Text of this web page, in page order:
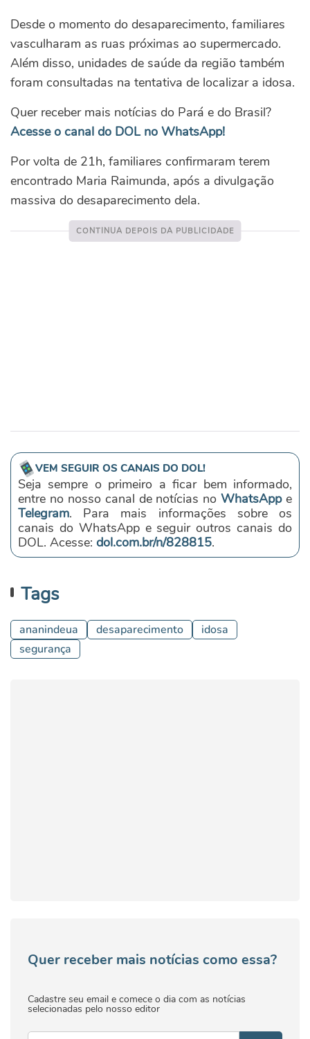
Desde o momento do desaparecimento, familiares
vasculharam as ruas próximas ao supermercado.
Além disso, unidades de saúde da região também
foram consultadas na tentativa de localizar a idosa.
Quer receber mais notícias do Pará e do Brasil?
Acesse o canal do DOL no WhatsApp!
Por volta de 21h, familiares confirmaram terem
encontrado Maria Raimunda, após a divulgação
massiva do desaparecimento dela.
VEM SEGUIR OS CANAIS DO DOL!
Seja sempre o primeiro a ficar bem informado,
entre no nosso canal de notícias noWhatsAppe
Telegram. Para mais informações sobre os
canais do WhatsApp e seguir outros canais do
DOL. Acesse: dol.com.br/n/828815.
Tags
ananindeua desaparecimento
idosa
segurança
Quer receber mais notícias como essa?
Cadastre seu email e comece o dia com as notícias
selecionadas pelo nosso editor